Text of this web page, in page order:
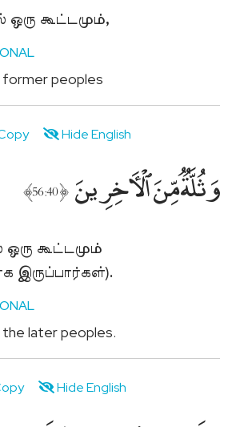
ஒரு கூட்டமும்,
peoples
Hide English
وَثُلَّةٌۭ مِّنَ ٱلْءَاخِرِينَ ﴿56:40﴾
கூட்டமும்
இருப்பார்கள்).
later peoples.
Hide English